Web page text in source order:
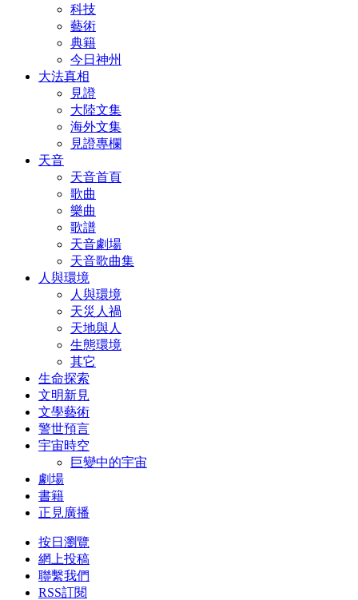
科技
藝術
典籍
今日神州
大法真相
見證
大陸文集
海外文集
見證專欄
天音
天音首頁
歌曲
樂曲
歌譜
天音劇場
天音歌曲集
人與環境
人與環境
天災人禍
天地與人
生態環境
其它
生命探索
文明新見
文學藝術
警世預言
宇宙時空
巨變中的宇宙
劇場
書籍
正見廣播
按日瀏覽
網上投稿
聯繫我們
RSS訂閱